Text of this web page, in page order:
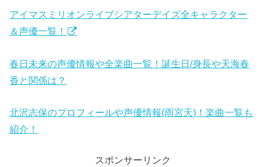
アイマスミリオンライブシアターデイズ全キャラクター
＆声優一覧！
春日未来の声優情報や全楽曲一覧！誕生日/身長や天海春
香と関係は？
北沢志保のプロフィールや声優情報(雨宮天)！楽曲一覧も
紹介！
スポンサーリンク